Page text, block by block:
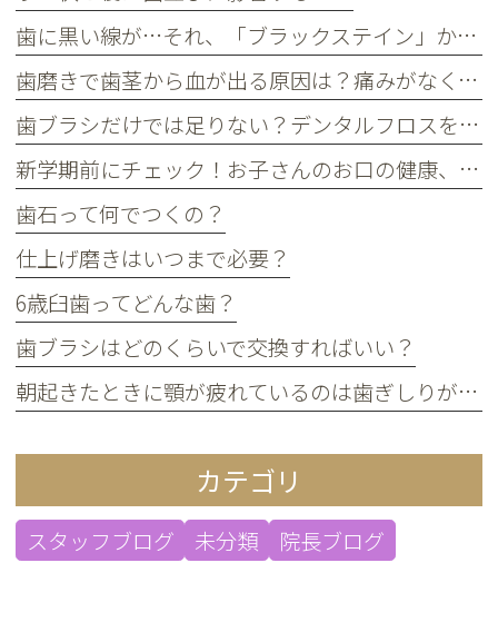
歯に黒い線が…それ、「ブラックステイン」かもしれません！
歯磨きで歯茎から血が出る原因は？痛みがなくても受診すべき判断基準
歯ブラシだけでは足りない？デンタルフロスを使うメリット
新学期前にチェック！お子さんのお口の健康、大丈夫？
歯石って何でつくの？
仕上げ磨きはいつまで必要？
6歳臼歯ってどんな歯？
歯ブラシはどのくらいで交換すればいい？
朝起きたときに顎が疲れているのは歯ぎしりが原因？
カテゴリ
スタッフブログ 未分類 院長ブログ